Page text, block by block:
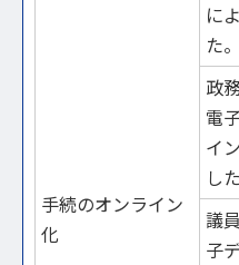
手続のオンライン
化
に
た。
政
電
イ
し
議
子